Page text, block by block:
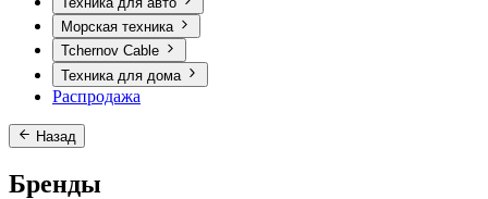
Морская техника
Tchernov Cable
Техника для дома
Распродажа
Назад
Бренды